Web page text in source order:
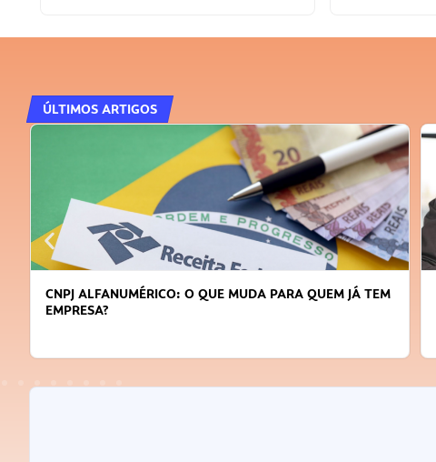
ÚLTIMOS ARTIGOS
CNPJ ALFANUMÉRICO: O QUE MUDA PARA QUEM JÁ TEM
EMPRESA?